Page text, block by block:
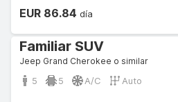
EUR 86.84 día
Familiar SUV
Jeep Grand Cherokee o similar
5 5 A/C Auto